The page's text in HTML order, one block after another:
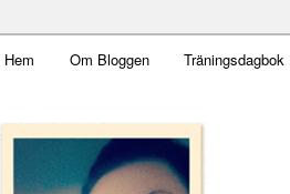
Militärmamman
Skip to primary content
Hem Om Bloggen Träningsdagbok